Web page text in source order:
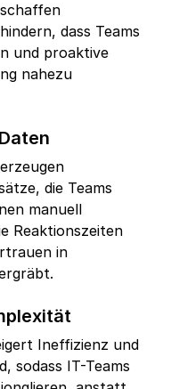
dass Teams
und proaktive
nahezu
die Teams
manuell
Reaktionszeiten
in
Ineffizienz und
sodass IT-Teams